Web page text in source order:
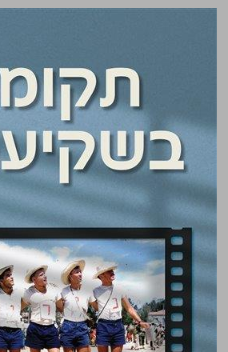
תקומה בשקיעתה ... 0